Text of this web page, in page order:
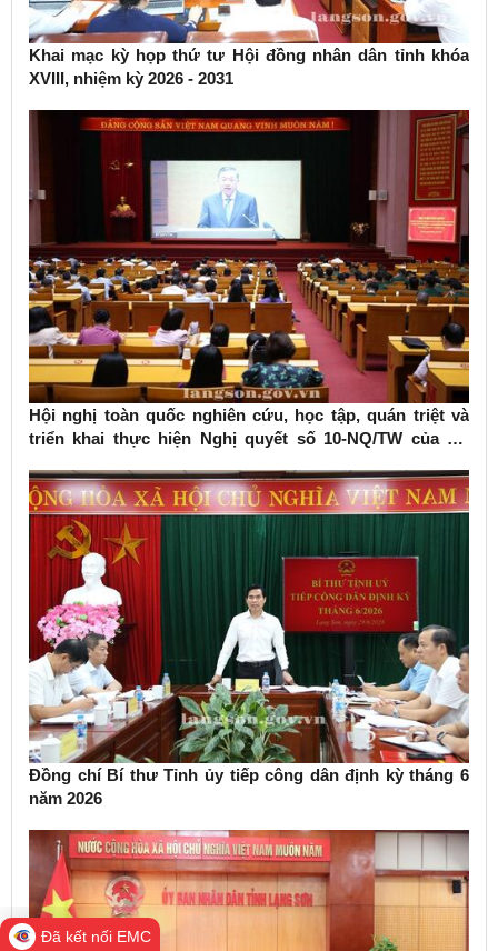
Khai mạc kỳ họp thứ tư Hội đồng nhân dân tỉnh khóa
XVIII, nhiệm kỳ 2026 - 2031
Hội nghị toàn quốc nghiên cứu, học tập, quán triệt và
triển khai thực hiện Nghị quyết số 10-NQ/TW của Bộ
Đồng chí Bí thư Tỉnh ủy tiếp công dân định kỳ tháng 6
năm 2026
Đã kết nối EMC